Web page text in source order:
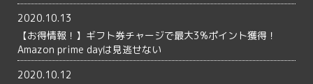
2020.10.13
【お得情報！】ギフト券チャージで最大3%ポイント獲得！
Amazon prime dayは見逃せない
2020.10.12